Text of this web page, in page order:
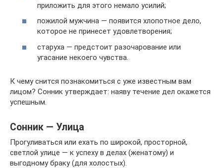
приложить для этого немало усилий;
пожилой мужчина — появится хлопотное дело,
которое не принесет удовлетворения;
старуха — предстоит разочарование или
угасание некоего чувства.
К чему снится познакомиться с уже известным вам
лицом? Сонник утверждает: наяву течение дел окажется
успешным.
Сонник — Улица
Прогуливаться или ехать по широкой, просторной,
светлой улице — к успеху в делах (женатому) и
выгодному браку (для холостых).